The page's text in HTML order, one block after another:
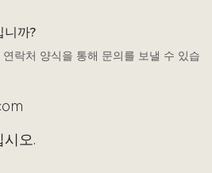
니까?
락처 양식을 통해 문의를 보낼 수 있습
시오.